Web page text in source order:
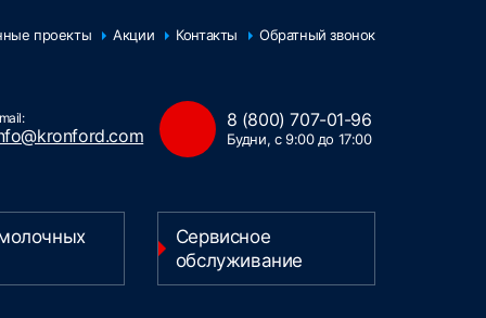
проекты Акции Контакты Обратный звонок
8 (800) 707-01-96
Будни, с 9:00 до 17:00
Сервисное
обслуживание